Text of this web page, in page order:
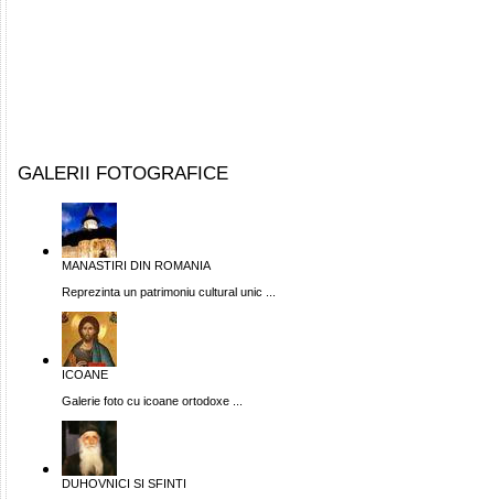
GALERII FOTOGRAFICE
MANASTIRI DIN ROMANIA
Reprezinta un patrimoniu cultural unic ...
ICOANE
Galerie foto cu icoane ortodoxe ...
DUHOVNICI SI SFINTI